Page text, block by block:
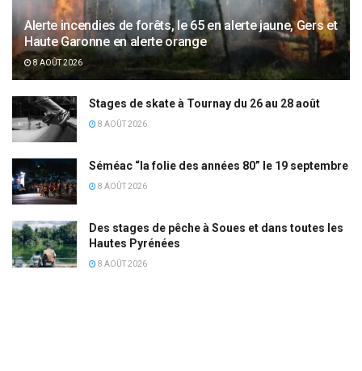
Alerte incendies de forêts, le 65 en alerte jaune, Gers et
Haute Garonne en alerte orange
8 AOÛT 2026
Stages de skate à Tournay du 26 au 28 août
8 AOÛT 2026
Séméac “la folie des années 80” le 19 septembre
8 AOÛT 2026
Des stages de pêche à Soues et dans toutes les
Hautes Pyrénées
8 AOÛT 2026